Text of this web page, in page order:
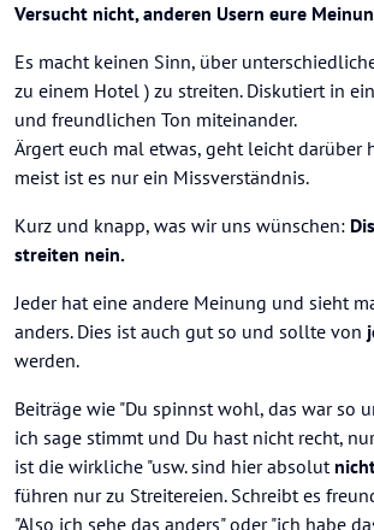
Versucht nicht, anderen Usern eure
Es macht keinen Sinn, über
zu einem Hotel ) zu streiten. Diskutiert in
und freundlichen Ton miteinander.
Ärgert euch mal etwas, geht leicht darüber
meist ist es nur ein Missverständnis.
Kurz und knapp, was wir uns wünschen:
streiten nein.
Jeder hat eine andere Meinung und sieht
anders. Dies ist auch gut so und sollte von
werden.
Beiträge wie "Du spinnst wohl, das war so
ich sage stimmt und Du hast nicht recht,
ist die wirkliche "usw. sind hier absolut
führen nur zu Streitereien. Schreibt es
"Also ich sehe das anders" oder "ich habe